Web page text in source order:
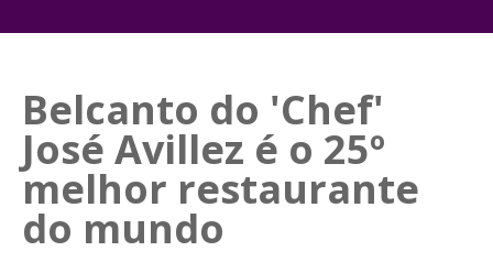
Belcanto do 'Chef'
José Avillez é o 25º
melhor restaurante
do mundo